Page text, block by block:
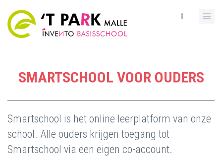
main
SMARTSCHOOL VOOR OUDERS
Smartschool is het online leerplatform van onze
school. Alle ouders krijgen toegang tot
Smartschool via een eigen co-account.